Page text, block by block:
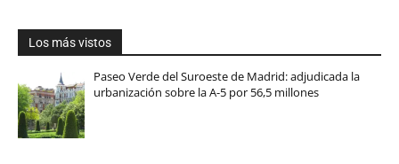
Los más vistos
Paseo Verde del Suroeste de Madrid: adjudicada la
urbanización sobre la A-5 por 56,5 millones